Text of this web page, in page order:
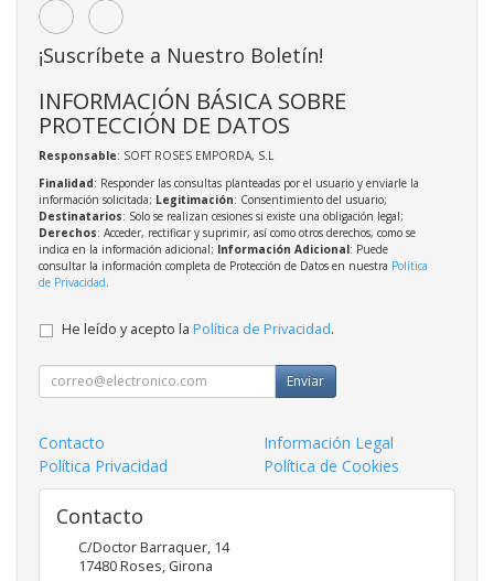
¡Suscríbete a Nuestro Boletín!
INFORMACIÓN BÁSICA SOBRE
PROTECCIÓN DE DATOS
Responsable: SOFT ROSES EMPORDA, S.L
Finalidad: Responder las consultas planteadas por el usuario y enviarle la
información solicitada; Legitimación: Consentimiento del usuario;
Destinatarios: Solo se realizan cesiones si existe una obligación legal;
Derechos: Acceder, rectificar y suprimir, así como otros derechos, como se
indica en la información adicional; Información Adicional: Puede
consultar la información completa de Protección de Datos en nuestra Política
de Privacidad
He leído y acepto la Política de Privacidad.
Enviar
Contacto
Información Legal
Política Privacidad
Política de Cookies
Contacto
C/Doctor Barraquer, 14
17480Roses, Girona